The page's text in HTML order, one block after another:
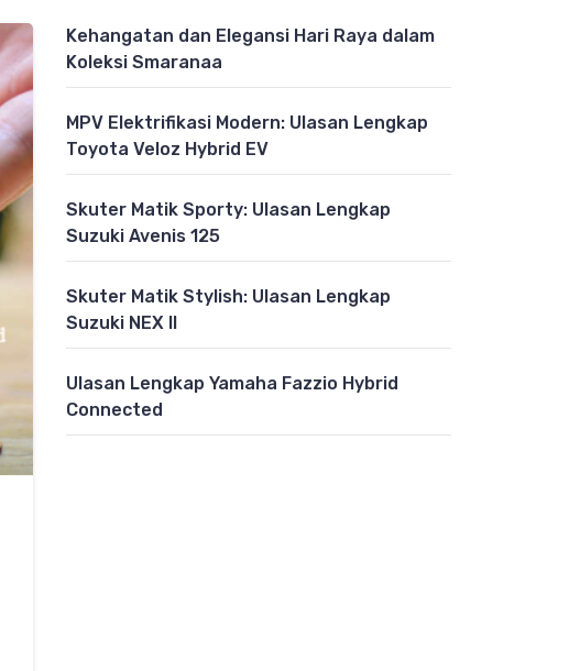
Kehangatan dan Elegansi Hari Raya dalam
Koleksi Smaranaa
MPV Elektrifikasi Modern: Ulasan Lengkap
Toyota Veloz Hybrid EV
Skuter Matik Sporty: Ulasan Lengkap
Suzuki Avenis 125
Skuter Matik Stylish: Ulasan Lengkap
Suzuki NEX II
Ulasan Lengkap Yamaha Fazzio Hybrid
Connected